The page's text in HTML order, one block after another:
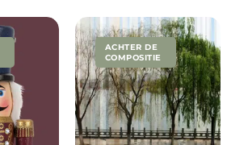
ACHTER DE
COMPOSITIE